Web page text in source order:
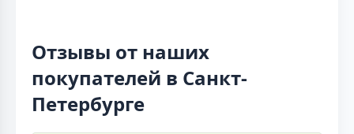
Отзывы от наших
покупателей в Санкт-
Петербурге